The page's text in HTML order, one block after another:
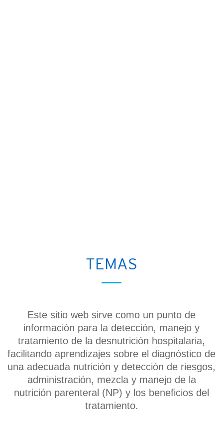
TEMAS
Este sitio web sirve como un punto de
información para la detección, manejo y
tratamiento de la desnutrición hospitalaria,
facilitando aprendizajes sobre el diagnóstico de
una adecuada nutrición y detección de riesgos,
administración, mezcla y manejo de la
nutrición parenteral (NP) y los beneficios del
tratamiento.